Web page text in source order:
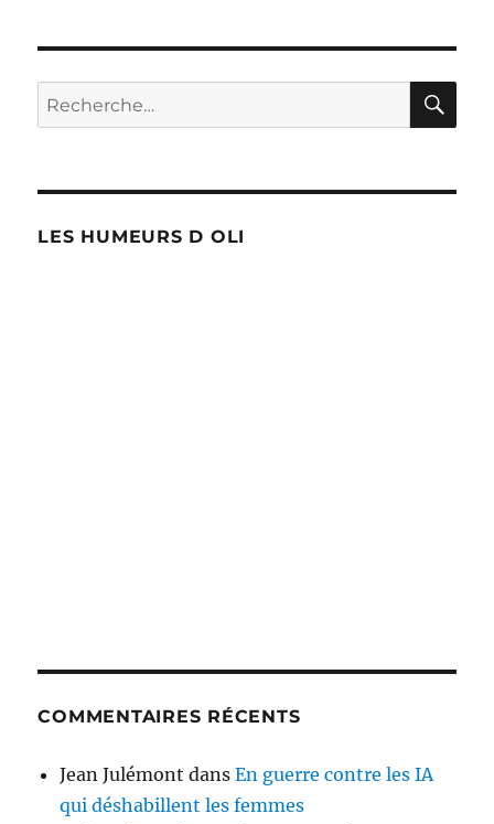
Recherche
pour :
LES HUMEURS D OLI
COMMENTAIRES RÉCENTS
Jean Julémont dansEn guerre contre les IA
qui déshabillent les femmes